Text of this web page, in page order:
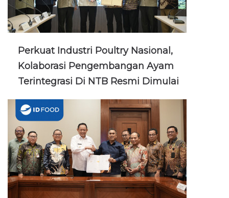
Perkuat Industri Poultry Nasional,
Kolaborasi Pengembangan Ayam
Terintegrasi Di NTB Resmi Dimulai